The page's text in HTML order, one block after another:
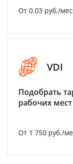
От 0.03 руб./
VDI
Подобрать
рабочих мест
От 1 750 руб./